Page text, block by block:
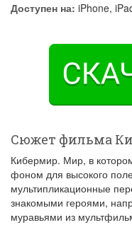
Доступен на: iPhone,
Сюжет фильма
Кибермир. Мир, в
фоном для высокого
мультипликационные
знакомыми героями,
муравьями из